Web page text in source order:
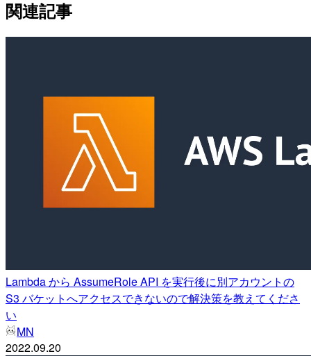
関連記事
Lambda から AssumeRole API を実行後に別アカウントの
S3 バケットへアクセスできないので解決策を教えてくださ
い
MN
2022.09.20